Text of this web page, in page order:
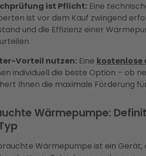
ist Pflicht:Eine
ist vor dem Kauf zwingend
und die Effizienz einer
Vorteil nutzen:Eine
individuell die beste Option – ob
Ihnen die maximale Förderung
Wärmepumpe:
Wärmepumpe ist ein Gerät,